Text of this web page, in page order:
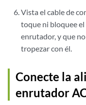
Vista el cable de
toque ni bloquee el
enrutador, y que
tropezar con él.
Conecte la
enrutador